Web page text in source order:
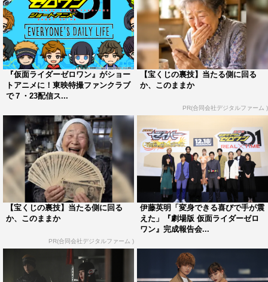
【Ａセット】 或人、イズ、諫、唯阿、垓
【Ｂセット】 滅、迅、雷、亡、暗殺ちゃん
セット価格：各4,750円（税抜）
サイズ：全高約5cm
素材：PVC、鉄
『仮面ライダーゼロワン』がショー
トアニメに！東映特撮ファンクラブ
で７・23配信ス...
【宝くじの裏技】当たる側に回る
か、このままか
PR(合同会社デジタルファーム )
【宝くじの裏技】当たる側に回る
か、このままか
PR(合同会社デジタルファーム )
伊藤英明「変身できる喜びで手が震
えた」『劇場版 仮面ライダーゼロ
ワン』完成報告会...